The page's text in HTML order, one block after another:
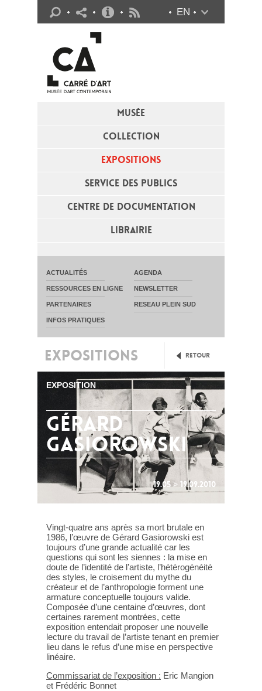
MUSÉE
COLLECTION
EXPOSITIONS
SERVICE DES PUBLICS
CENTRE DE DOCUMENTATION
LIBRAIRIE
EN
ACTUALITÉS AGENDA
RESSOURCES EN LIGNE NEWSLETTER
PARTENAIRES RESEAU PLEIN SUD
INFOS PRATIQUES
Infos pratiques
EXPOSITIONS Retour
EXPOSITION
gérard
gasiorowski
19.05 > 19.09.2010
Vingt-quatre ans après sa mort brutale en
1986, l’œuvre de Gérard Gasiorowski est
toujours d’une grande actualité car les
questions qui sont les siennes : la mise en
doute de l’identité de l’artiste, l’hétérogénéité
des styles, le croisement du mythe du
créateur et de l’anthropologie forment une
armature conceptuelle toujours valide.
Composée d’une centaine d’œuvres, dont
certaines rarement montrées, cette
exposition entendait proposer une nouvelle
lecture du travail de l’artiste tenant en premier
lieu dans le refus d’une mise en perspective
linéaire.
Commissariat de l’exposition : Eric Mangion
et Frédéric Bonnet